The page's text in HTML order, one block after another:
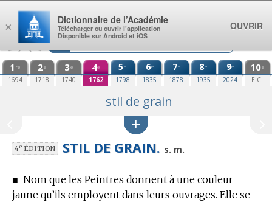
Aller au contenu
1 re
1694
2e
1718
3e
1740
4e
1762
5e
1798
6e
1835
7e
1878
8e
1935
9e
2024
10e
E.C.
stil de grain
4eÉDITION STIL DE GRAIN. s. m.
■ Nom que les Peintres donnent à une couleur
jaune qu’ils employent dans leurs ouvrages. Elle se
×
Dictionnaire de l’Académie
Télécharger ou ouvrir l’application
Disponible sur Android et iOS
OUVRIR